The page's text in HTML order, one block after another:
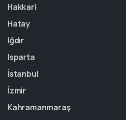
Hakkari
Hatay
Iğdır
Isparta
İstanbul
İzmir
Kahramanmaraş